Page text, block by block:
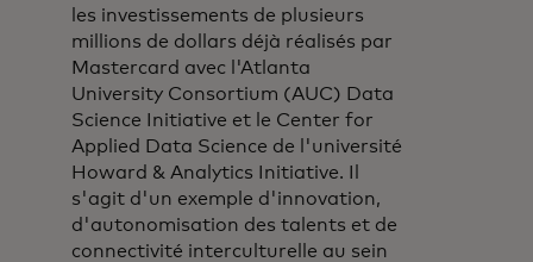
les investissements de plusieurs
millions de dollars déjà réalisés par
Mastercard avec l'Atlanta
University Consortium (AUC) Data
Science Initiative et le Center for
Applied Data Science de l'université
Howard & Analytics Initiative. Il
s'agit d'un exemple d'innovation,
d'autonomisation des talents et de
connectivité interculturelle au sein